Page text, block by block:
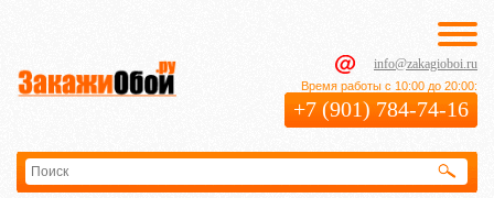
info@zakagioboi.ru
Время работы с 10:00 до 20:00:
+7 (901) 784-74-16